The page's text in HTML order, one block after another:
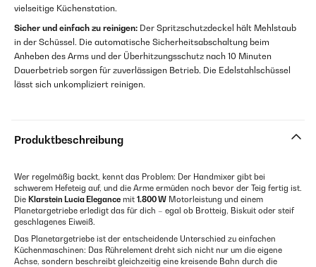
vielseitige Küchenstation.
Sicher und einfach zu reinigen: Der Spritzschutzdeckel hält Mehlstaub
in der Schüssel. Die automatische Sicherheitsabschaltung beim
Anheben des Arms und der Überhitzungsschutz nach 10 Minuten
Dauerbetrieb sorgen für zuverlässigen Betrieb. Die Edelstahlschüssel
lässt sich unkompliziert reinigen.
Produktbeschreibung
Wer regelmäßig backt, kennt das Problem: Der Handmixer gibt bei
schwerem Hefeteig auf, und die Arme ermüden noch bevor der Teig fertig ist.
Die Klarstein Lucia Elegance mit 1.800 W Motorleistung und einem
Planetargetriebe erledigt das für dich – egal ob Brotteig, Biskuit oder steif
geschlagenes Eiweiß.
Das Planetargetriebe ist der entscheidende Unterschied zu einfachen
Küchenmaschinen: Das Rührelement dreht sich nicht nur um die eigene
Achse, sondern beschreibt gleichzeitig eine kreisende Bahn durch die